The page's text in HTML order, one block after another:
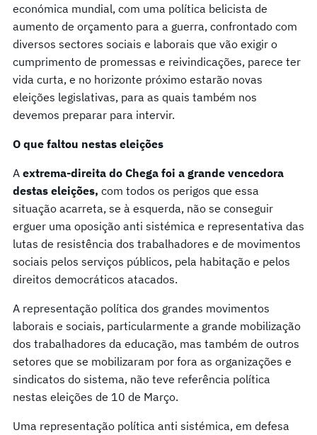
económica mundial, com uma política belicista de
aumento de orçamento para a guerra, confrontado com
diversos sectores sociais e laborais que vão exigir o
cumprimento de promessas e reivindicações, parece ter
vida curta, e no horizonte próximo estarão novas
eleições legislativas, para as quais também nos
devemos preparar para intervir.
O que faltou nestas eleições
A extrema-direita do Chega foi a grande vencedora
destas eleições, com todos os perigos que essa
situação acarreta, se à esquerda, não se conseguir
erguer uma oposição anti sistémica e representativa das
lutas de resistência dos trabalhadores e de movimentos
sociais pelos serviços públicos, pela habitação e pelos
direitos democráticos atacados.
A representação política dos grandes movimentos
laborais e sociais, particularmente a grande mobilização
dos trabalhadores da educação, mas também de outros
setores que se mobilizaram por fora as organizações e
sindicatos do sistema, não teve referência política
nestas eleições de 10 de Março.
Uma representação política anti sistémica, em defesa